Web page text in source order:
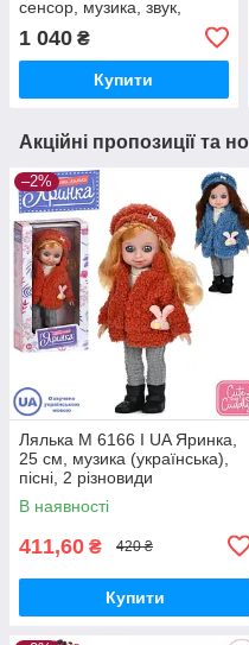
сенсор, музика, звук,
підгузок
1 040 ₴
Купити
Акційні пропозиції та
–2%
Лялька M 6166 I UA Яринка,
25 см, музика (українська),
пісні, 2 різновиди
В наявності
411,60 ₴ 420 ₴
Купити